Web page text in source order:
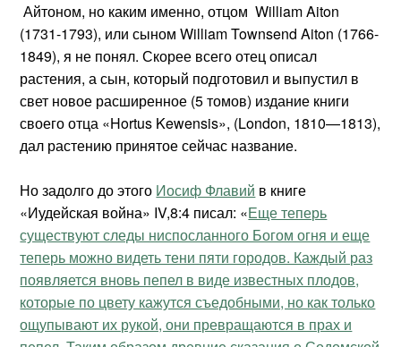
Айтоном, но каким именно, отцом William Aiton
(1731-1793), или сыном William Townsend Aiton (1766-
1849), я не понял. Скорее всего отец описал
растения, а сын, который подготовил и выпустил в
свет новое расширенное (5 томов) издание книги
своего отца «Hortus Kewensis», (London, 1810—1813),
дал растению принятое сейчас название.
Но задолго до этого Иосиф Флавий в книге
«Иудейская война» IV,8:4 писал: «Еще теперь
существуют следы ниспосланного Богом огня и еще
теперь можно видеть тени пяти городов. Каждый раз
появляется вновь пепел в виде известных плодов,
которые по цвету кажутся съедобными, но как только
ощупывают их рукой, они превращаются в прах и